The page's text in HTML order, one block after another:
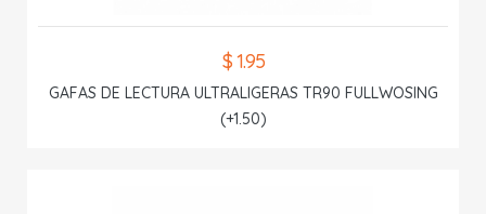
$ 1.95
GAFAS DE LECTURA ULTRALIGERAS TR90 FULLWOSING
(+1.50)